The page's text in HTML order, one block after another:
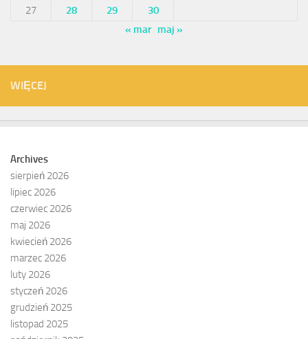
27
28 29
30
« mar maj »
WIĘCEJ
Archives
sierpień 2026
lipiec 2026
czerwiec 2026
maj 2026
kwiecień 2026
marzec 2026
luty 2026
styczeń 2026
grudzień 2025
listopad 2025